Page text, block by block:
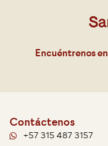
Encuéntrenos en
Contáctenos
+57 315 487 3157